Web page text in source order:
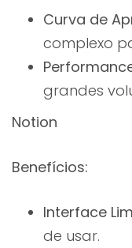
Curva de
complexo
grandes
Notion
Benefícios:
Interface
de usar.